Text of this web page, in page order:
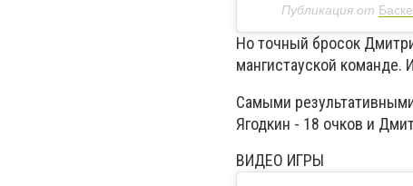
Публикация от
Но точный бросок
мангистауской команде.
Самыми
Ягодкин - 18 очков и
ВИДЕО ИГРЫ